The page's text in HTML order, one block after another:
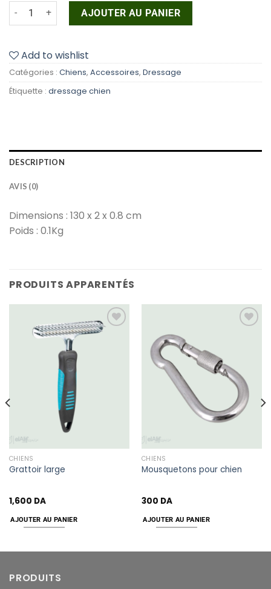
quantité de Dingo Gear Professionnel - Fouet de
AJOUTER AU PANIER
Add to wishlist
Catégories : Chiens, Accessoires, Dressage
Étiquette : dressage chien
DESCRIPTION
AVIS (0)
Dimensions : 130 x 2 x 0.8 cm
Poids : 0.1Kg
PRODUITS APPARENTÉS
CHIENS
Grattoir large
1,600 DA
AJOUTER AU PANIER
CHIENS
Mousquetons pour chien
300 DA
AJOUTER AU PANIER
PRODUITS